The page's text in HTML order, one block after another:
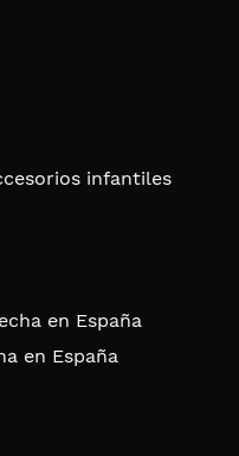
infantiles
en España
en España